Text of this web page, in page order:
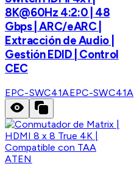
8K@60Hz 4:2:0 | 48
Gbps | ARC/eARC |
Extracción de Audio |
Gestión EDID | Control
CEC
EPC-SWC41AEPC-SWC41A
ATEN